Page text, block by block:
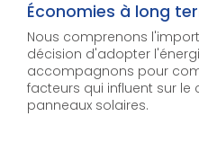
Économies à long
Nous comprenons
décision d'adopter
accompagnons pour
facteurs qui influent sur
panneaux solaires.